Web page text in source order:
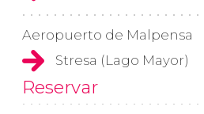
Aeropuerto de Malpensa
Stresa (Lago Mayor)
Reservar